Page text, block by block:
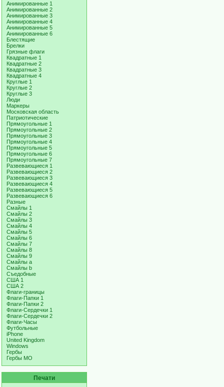
Анимированные 1
Анимированные 2
Анимированные 3
Анимированные 4
Анимированные 5
Анимированные 6
Блестящие
Брелки
Грязные флаги
Квадратные 1
Квадратные 2
Квадратные 3
Квадратные 4
Круглые 1
Круглые 2
Круглые 3
Люди
Маркеры
Московская область
Патриотические
Прямоугольные 1
Прямоугольные 2
Прямоугольные 3
Прямоугольные 4
Прямоугольные 5
Прямоугольные 6
Прямоугольные 7
Развевающиеся 1
Развевающиеся 2
Развевающиеся 3
Развевающиеся 4
Развевающиеся 5
Развевающиеся 6
Разные
Смайлы 1
Смайлы 2
Смайлы 3
Смайлы 4
Смайлы 5
Смайлы 6
Смайлы 7
Смайлы 8
Смайлы 9
Смайлы a
Смайлы b
Съедобные
США 1
США 2
Флаги-границы
Флаги-Папки 1
Флаги-Папки 2
Флаги-Сердечки 1
Флаги-Сердечки 2
Флаги-Часы
Футбольные
iPhone
United Kingdom
Windows
Гербы
Гербы МО
Печати